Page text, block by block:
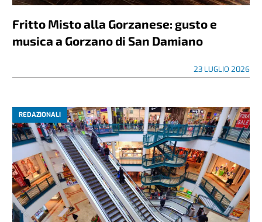
Fritto Misto alla Gorzanese: gusto e
musica a Gorzano di San Damiano
23 LUGLIO 2026
REDAZIONALI